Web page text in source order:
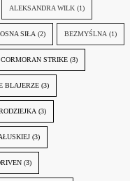
ALEKSANDRA WILK (1)
SIŁA (2) BEZMYŚLNA (1)
CORMORAN STRIKE (3)
BLAJERZE (3)
(3)
(3)
(3)